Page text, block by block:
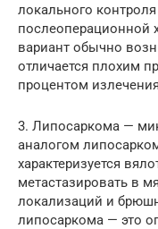
локального
послеоперационной
вариант обычно
отличается плохим
процентом
3. Липосаркома —
аналогом
характеризуется
метастазировать в
локализаций и
липосаркома — это